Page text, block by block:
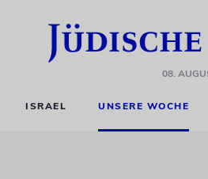
08.
ISRAEL UNSERE WOCHE